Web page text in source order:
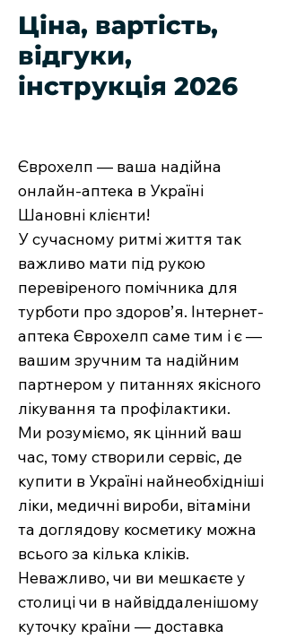
Ціна, вартість,
відгуки,
інструкція 2026
Єврохелп — ваша надійна
онлайн-аптека в Україні
Шановні клієнти!
У сучасному ритмі життя так
важливо мати під рукою
перевіреного помічника для
турботи про здоров’я. Інтернет-
аптека Єврохелп саме тим і є —
вашим зручним та надійним
партнером у питаннях якісного
лікування та профілактики.
Ми розуміємо, як цінний ваш
час, тому створили сервіс, де
купити в Україні найнеобхідніші
ліки, медичні вироби, вітаміни
та доглядову косметику можна
всього за кілька кліків.
Неважливо, чи ви мешкаєте у
столиці чи в найвіддаленішому
куточку країни — доставка